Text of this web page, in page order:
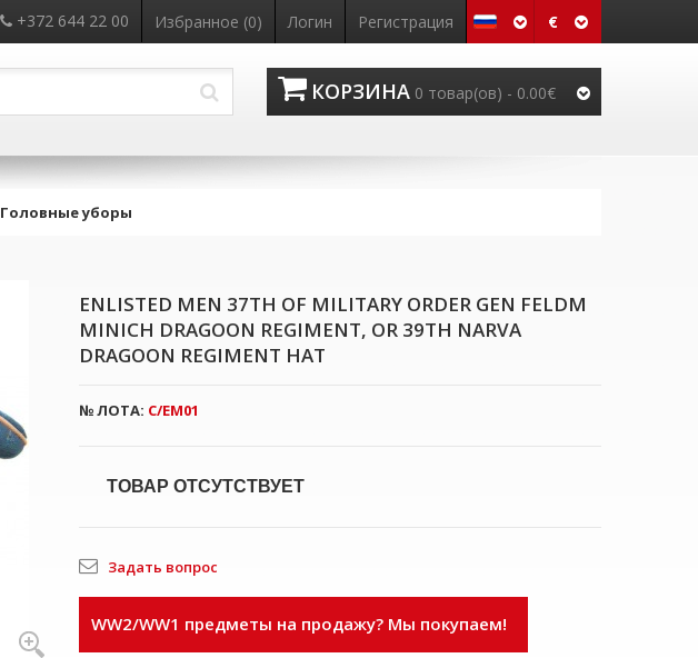
€
+372 644 22 00 Избранное (0) Логин Регистрация
КОРЗИНА 0 товар(ов) - 0.00€
Головные уборы
ENLISTED MEN 37TH OF MILITARY ORDER GEN FELDM
MINICH DRAGOON REGIMENT, OR 39TH NARVA
DRAGOON REGIMENT HAT
№ ЛОТА: C/EM01
ТОВАР ОТСУТСТВУЕТ
Задать вопрос
WW2/WW1 предметы на продажу? Мы покупаем!